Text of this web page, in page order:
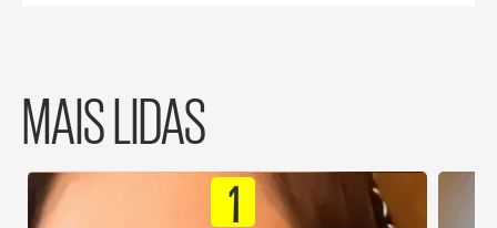
MAIS LIDAS
1